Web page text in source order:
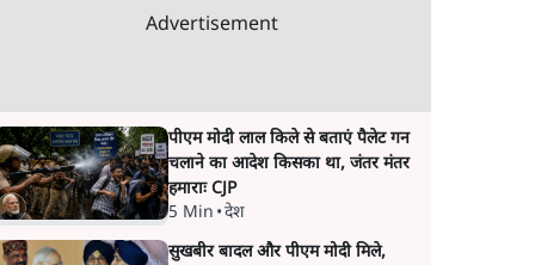
Advertisement
पीएम मोदी लाल किले से बताएं पैलेट गन
चलाने का आदेश किसका था, जंतर मंतर
हमाराः CJP
5 Min •देश
सुखबीर बादल और पीएम मोदी मिले,